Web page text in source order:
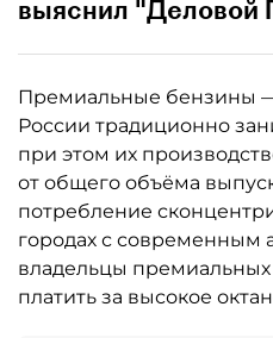
выяснил "Деловой
Премиальные бензины
России традиционно
при этом их
от общего объёма
потребление
городах с современным
владельцы
платить за высокое